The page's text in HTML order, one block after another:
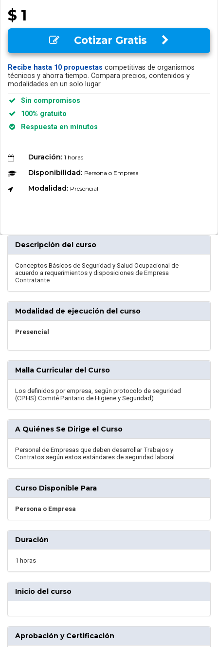
$ 1
Cotizar Gratis
Recibe hasta 10 propuestas competitivas de organismos
técnicos y ahorra tiempo. Compara precios, contenidos y
modalidades en un solo lugar.
Sin compromisos
100% gratuito
Respuesta en minutos
Duración: 1 horas
Disponibilidad: Persona o Empresa
Modalidad: Presencial
Descripción del curso
Conceptos Básicos de Seguridad y Salud Ocupacional de
acuerdo a requerimientos y disposiciones de Empresa
Contratante
Modalidad de ejecución del curso
Presencial
Malla Curricular del Curso
Los definidos por empresa, según protocolo de seguridad
(CPHS) Comité Paritario de Higiene y Seguridad)
A Quiénes Se Dirige el Curso
Personal de Empresas que deben desarrollar Trabajos y
Contratos según estos estándares de seguridad laboral
Curso Disponible Para
Persona o Empresa
Duración
1 horas
Inicio del curso
Aprobación y Certificación